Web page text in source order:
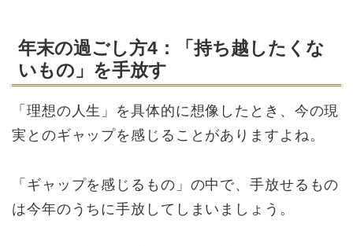
年末の過ごし方4：「持ち越したくな
いもの」を手放す
「理想の人生」を具体的に想像したとき、今の現
実とのギャップを感じることがありますよね。
「ギャップを感じるもの」の中で、手放せるもの
は今年のうちに手放してしまいましょう。